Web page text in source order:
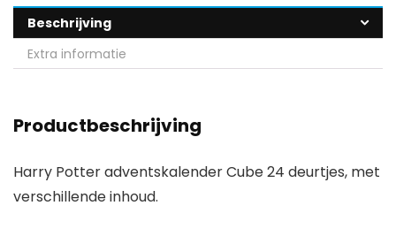
Beschrijving
Extra informatie
Productbeschrijving
Harry Potter adventskalender Cube 24 deurtjes, met
verschillende inhoud.